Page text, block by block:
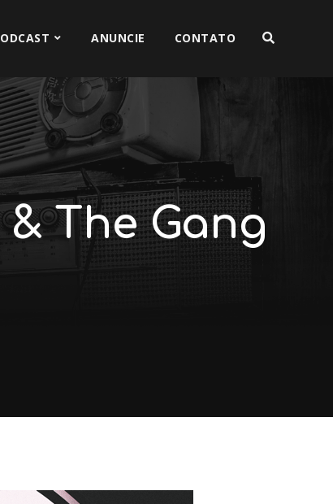
ANUNCIE CONTATO
& The Gang